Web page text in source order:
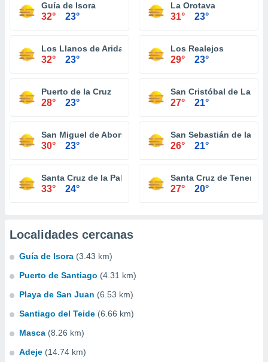
Guía de Isora
32° 23°
La Orotava
31° 23°
Los Llanos de Aridane
32° 23°
Los Realejos
29° 23°
Puerto de la Cruz
28° 23°
San Cristóbal de La
27° 21°
San Miguel de Abona
30° 23°
San Sebastián de la
26° 21°
Santa Cruz de la Palma
33° 24°
Santa Cruz de Tenerife
27° 20°
Localidades cercanas
Guía de Isora (3.43 km)
Puerto de Santiago (4.31 km)
Playa de San Juan (6.53 km)
Santiago del Teide (6.66 km)
Masca (8.26 km)
Adeje (14.74 km)